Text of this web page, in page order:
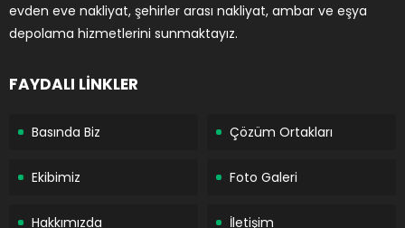
evden eve nakliyat, şehirler arası nakliyat, ambar ve eşya
depolama hizmetlerini sunmaktayız.
FAYDALI LİNKLER
Basında Biz Çözüm Ortakları
Ekibimiz Foto Galeri
Hakkımızda İletişim